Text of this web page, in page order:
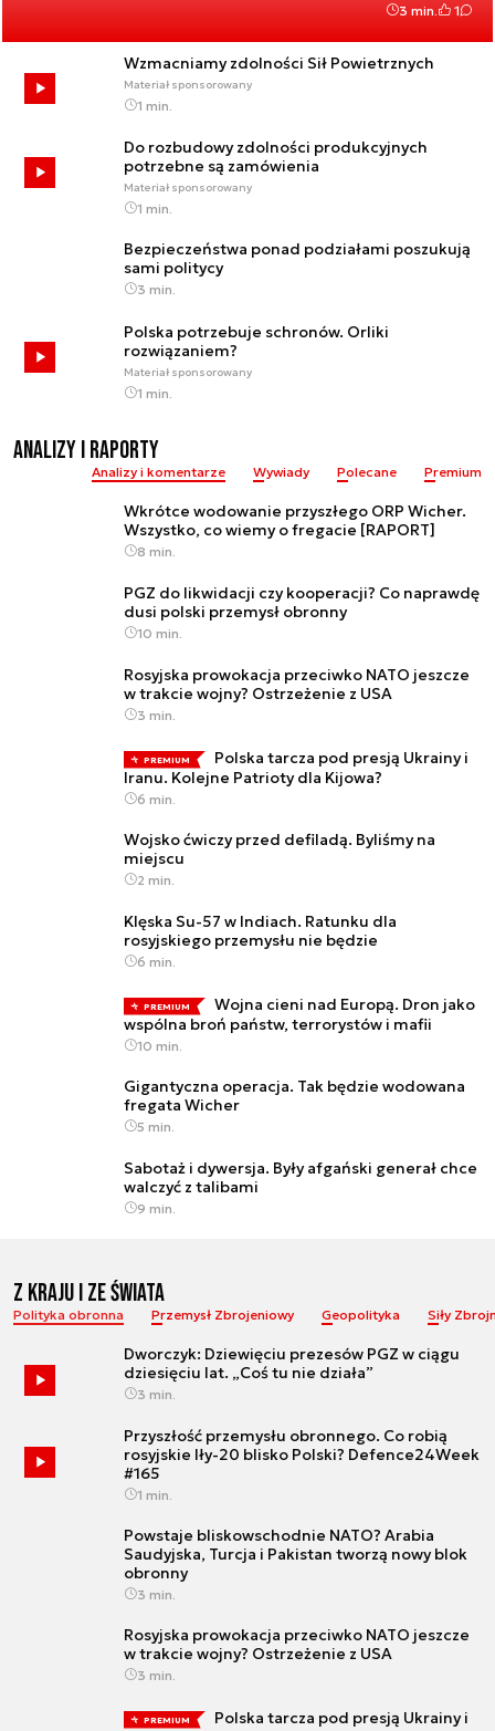
3 min. 1
Wzmacniamy zdolności Sił Powietrznych
Materiał sponsorowany
1 min.
Do rozbudowy zdolności produkcyjnych
potrzebne są zamówienia
Materiał sponsorowany
1 min.
Bezpieczeństwa ponad podziałami poszukują
sami politycy
3 min.
Polska potrzebuje schronów. Orliki
rozwiązaniem?
Materiał sponsorowany
1 min.
Analizy i raporty
Analizy i komentarze Wywiady Polecane Premium
Wkrótce wodowanie przyszłego ORP Wicher.
Wszystko, co wiemy o fregacie [RAPORT]
8 min.
PGZ do likwidacji czy kooperacji? Co naprawdę
dusi polski przemysł obronny
10 min.
Rosyjska prowokacja przeciwko NATO jeszcze
w trakcie wojny? Ostrzeżenie z USA
3 min.
PREMIUM
Polska tarcza pod presją Ukrainy i
Iranu. Kolejne Patrioty dla Kijowa?
6 min.
Wojsko ćwiczy przed defiladą. Byliśmy na
miejscu
2 min.
Klęska Su-57 w Indiach. Ratunku dla
rosyjskiego przemysłu nie będzie
6 min.
PREMIUM
Wojna cieni nad Europą. Dron jako
wspólna broń państw, terrorystów i mafii
10 min.
Gigantyczna operacja. Tak będzie wodowana
fregata Wicher
5 min.
Sabotaż i dywersja. Były afgański generał chce
walczyć z talibami
9 min.
Z Kraju i ze Świata
Polityka obronna Przemysł Zbrojeniowy Geopolityka Siły
Dworczyk: Dziewięciu prezesów PGZ w ciągu
dziesięciu lat. „Coś tu nie działa”
3 min.
Przyszłość przemysłu obronnego. Co robią
rosyjskie Iły-20 blisko Polski? Defence24Week
#165
1 min.
Powstaje bliskowschodnie NATO? Arabia
Saudyjska, Turcja i Pakistan tworzą nowy blok
obronny
3 min.
Rosyjska prowokacja przeciwko NATO jeszcze
w trakcie wojny? Ostrzeżenie z USA
3 min.
PREMIUM
Polska tarcza pod presją Ukrainy i